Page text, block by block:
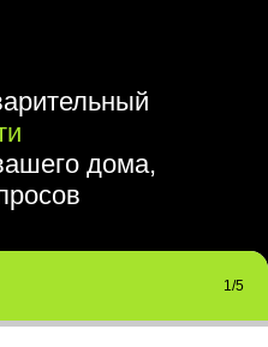
дома,
1/5